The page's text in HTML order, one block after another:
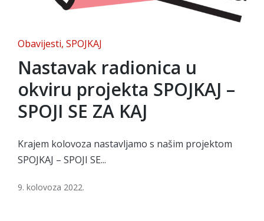
Posted
in
Obavijesti SPOJKAJ
Nastavak radionica u
okviru projekta SPOJKAJ –
SPOJI SE ZA KAJ
Krajem kolovoza nastavljamo s našim projektom
SPOJKAJ – SPOJI SE...
9. kolovoza 2022.